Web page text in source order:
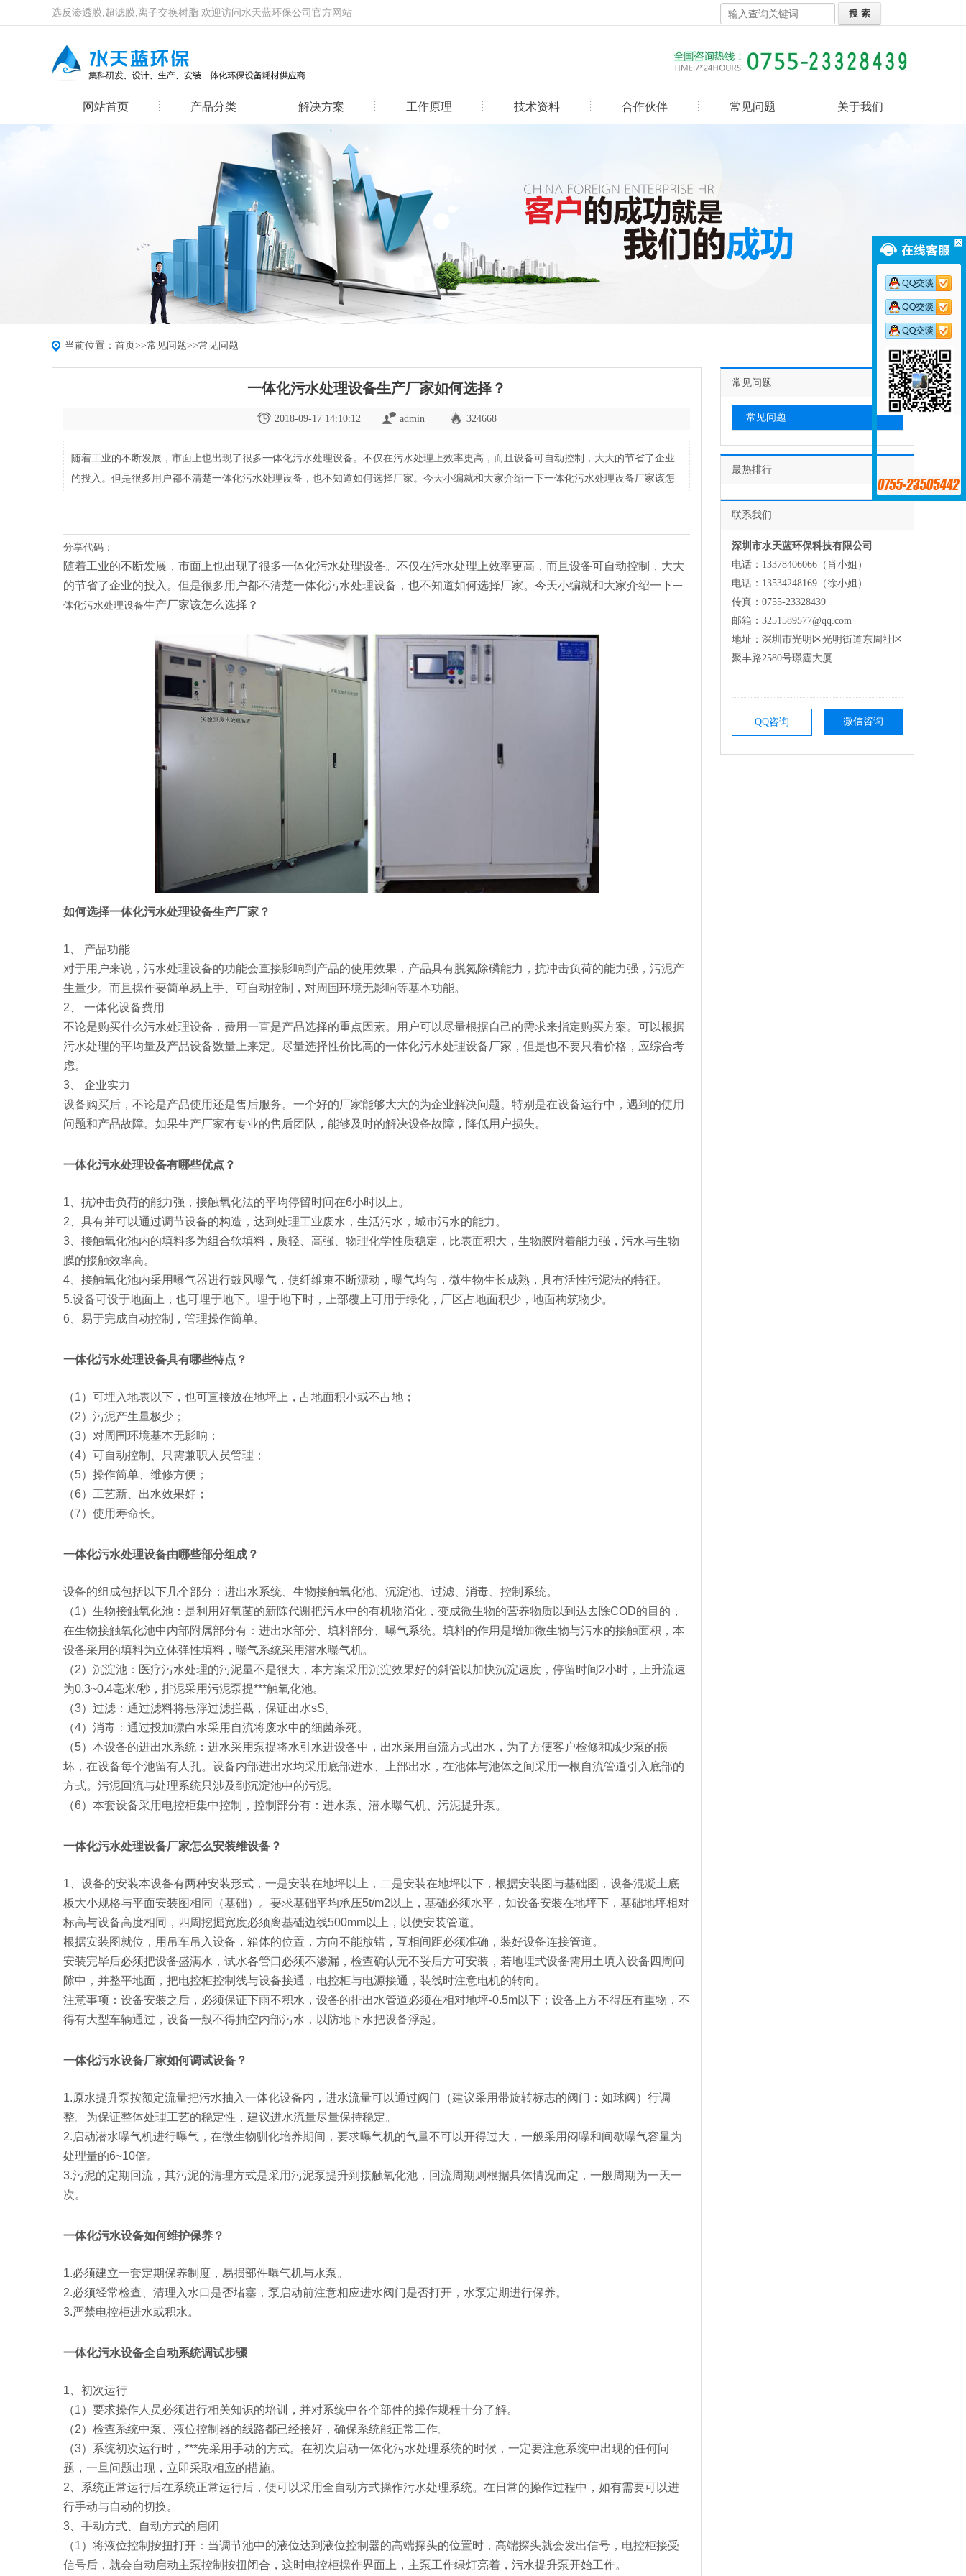
选反渗透膜,超滤膜,离子交换树脂 欢迎访问水天蓝环保公司官方网站
网站首页 产品分类 解决方案 工作原理 技术资料 合作伙伴 常见问题 关于我们
当前位置： 首页>>常见问题>>常见问题
一体化污水处理设备生产厂家如何选择？
2018-09-17 14:10:12 admin 324668
随着工业的不断发展，市面上也出现了很多一体化污水处理设备。不仅在污水处理上效率更高，而且设备可自动控制，大大的节省了企业
的投入。但是很多用户都不清楚一体化污水处理设备，也不知道如何选择厂家。今天小编就和大家介绍一下一体化污水处理设备厂家该怎
分享代码：
随着工业的不断发展，市面上也出现了很多一体化污水处理设备。不仅在污水处理上效率更高，而且设备可自动控制，大大
的节省了企业的投入。但是很多用户都不清楚一体化污水处理设备，也不知道如何选择厂家。今天小编就和大家介绍一下一
体化污水处理设备生产厂家该怎么选择？
如何选择一体化污水处理设备生产厂家？
1、
产品功能
对于用户来说，污水处理设备的功能会直接影响到产品的使用效果，产品具有脱氮除磷能力，抗冲击负荷的能力强，污泥产
生量少。而且操作要简单易上手、可自动控制，对周围环境无影响等基本功能。
2、
一体化设备费用
不论是购买什么污水处理设备，费用一直是产品选择的重点因素。用户可以尽量根据自己的需求来指定购买方案。可以根据
污水处理的平均量及产品设备数量上来定。尽量选择性价比高的一体化污水处理设备厂家，但是也不要只看价格，应综合考
虑。
3、
企业实力
设备购买后，不论是产品使用还是售后服务。一个好的厂家能够大大的为企业解决问题。特别是在设备运行中，遇到的使用
问题和产品故障。如果生产厂家有专业的售后团队，能够及时的解决设备故障，降低用户损失。
一体化污水处理设备有哪些优点？
1、抗冲击负荷的能力强，接触氧化法的平均停留时间在6小时以上。
2、具有并可以通过调节设备的构造，达到处理工业废水，生活污水，城市污水的能力。
3、接触氧化池内的填料多为组合软填料，质轻、高强、物理化学性质稳定，比表面积大，生物膜附着能力强，污水与生物
膜的接触效率高。
4、接触氧化池内采用曝气器进行鼓风曝气，使纤维束不断漂动，曝气均匀，微生物生长成熟，具有活性污泥法的特征。
5.设备可设于地面上，也可埋于地下。埋于地下时，上部覆上可用于绿化，厂区占地面积少，地面构筑物少。
6、易于完成自动控制，管理操作简单。
一体化污水处理设备具有哪些特点？
（1）可埋入地表以下，也可直接放在地坪上，占地面积小或不占地；
（2）污泥产生量极少；
（3）对周围环境基本无影响；
（4）可自动控制、只需兼职人员管理；
（5）操作简单、维修方便；
（6）工艺新、出水效果好；
（7）使用寿命长。
一体化污水处理设备由哪些部分组成？
设备的组成包括以下几个部分：进出水系统、生物接触氧化池、沉淀池、过滤、消毒、控制系统。
（1）生物接触氧化池：是利用好氧菌的新陈代谢把污水中的有机物消化，变成微生物的营养物质以到达去除COD的目的，
在生物接触氧化池中内部附属部分有：进出水部分、填料部分、曝气系统。填料的作用是增加微生物与污水的接触面积，本
设备采用的填料为立体弹性填料，曝气系统采用潜水曝气机。
（2）沉淀池：医疗污水处理的污泥量不是很大，本方案采用沉淀效果好的斜管以加快沉淀速度，停留时间2小时，上升流速
为0.3~0.4毫米/秒，排泥采用污泥泵提***触氧化池。
（3）过滤：通过滤料将悬浮过滤拦截，保证出水sS。
（4）消毒：通过投加漂白水采用自流将废水中的细菌杀死。
（5）本设备的进出水系统：进水采用泵提将水引水进设备中，出水采用自流方式出水，为了方便客户检修和减少泵的损
坏，在设备每个池留有人孔。设备内部进出水均采用底部进水、上部出水，在池体与池体之间采用一根自流管道引入底部的
方式。污泥回流与处理系统只涉及到沉淀池中的污泥。
（6）本套设备采用电控柜集中控制，控制部分有：进水泵、潜水曝气机、污泥提升泵。
一体化污水处理设备厂家怎么安装维设备？
1、设备的安装本设备有两种安装形式，一是安装在地坪以上，二是安装在地坪以下，根据安装图与基础图，设备混凝土底
板大小规格与平面安装图相同（基础）。要求基础平均承压5t/m2以上，基础必须水平，如设备安装在地坪下，基础地坪相对
标高与设备高度相同，四周挖掘宽度必须离基础边线500mm以上，以便安装管道。
根据安装图就位，用吊车吊入设备，箱体的位置，方向不能放错，互相间距必须准确，装好设备连接管道。
安装完毕后必须把设备盛满水，试水各管口必须不渗漏，检查确认无不妥后方可安装，若地埋式设备需用土填入设备四周间
隙中，并整平地面，把电控柜控制线与设备接通，电控柜与电源接通，装线时注意电机的转向。
注意事项：设备安装之后，必须保证下雨不积水，设备的排出水管道必须在相对地坪-0.5m以下；设备上方不得压有重物，不
得有大型车辆通过，设备一般不得抽空内部污水，以防地下水把设备浮起。
一体化污水设备厂家如何调试设备？
1.原水提升泵按额定流量把污水抽入一体化设备内，进水流量可以通过阀门（建议采用带旋转标志的阀门：如球阀）行调
整。为保证整体处理工艺的稳定性，建议进水流量尽量保持稳定。
2.启动潜水曝气机进行曝气，在微生物驯化培养期间，要求曝气机的气量不可以开得过大，一般采用闷曝和间歇曝气容量为
处理量的6~10倍。
3.污泥的定期回流，其污泥的清理方式是采用污泥泵提升到接触氧化池，回流周期则根据具体情况而定，一般周期为一天一
次。
一体化污水设备如何维护保养？
1.必须建立一套定期保养制度，易损部件曝气机与水泵。
2.必须经常检查、清理入水口是否堵塞，泵启动前注意相应进水阀门是否打开，水泵定期进行保养。
3.严禁电控柜进水或积水。
一体化污水设备全自动系统调试步骤
1、初次运行
（1）要求操作人员必须进行相关知识的培训，并对系统中各个部件的操作规程十分了解。
（2）检查系统中泵、液位控制器的线路都已经接好，确保系统能正常工作。
（3）系统初次运行时，***先采用手动的方式。在初次启动一体化污水处理系统的时候，一定要注意系统中出现的任何问
题，一旦问题出现，立即采取相应的措施。
2、系统正常运行后在系统正常运行后，便可以采用全自动方式操作污水处理系统。在日常的操作过程中，如有需要可以进
行手动与自动的切换。
3、手动方式、自动方式的启闭
（1）将液位控制按扭打开：当调节池中的液位达到液位控制器的高端探头的位置时，高端探头就会发出信号，电控柜接受
信号后，就会自动启动主泵控制按扭闭合，这时电控柜操作界面上，主泵工作绿灯亮着，污水提升泵开始工作。
常见问题
常见问题
最热排行
联系我们
深圳市水天蓝环保科技有限公司
电话：13378406066（肖小姐）
电话：13534248169（徐小姐）
传真：0755-23328439
邮箱：3251589577@qq.com
地址：深圳市光明区光明街道东周社区
聚丰路2580号璟霆大厦
QQ咨询 微信咨询